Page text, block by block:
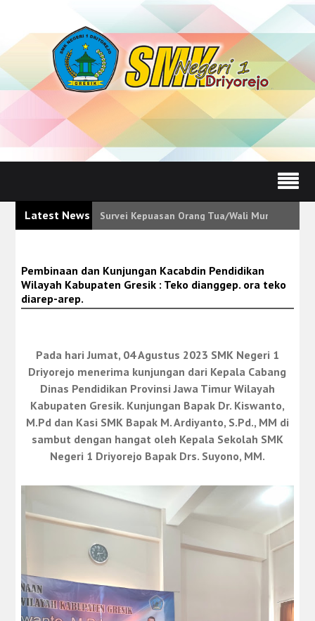
Latest News Survei Kepuasan Orang Tua/Wali Murid
Pembinaan dan Kunjungan Kacabdin Pendidikan
Wilayah Kabupaten Gresik : Teko dianggep. ora teko
diarep-arep.
Pada hari Jumat, 04 Agustus 2023 SMK Negeri 1
Driyorejo menerima kunjungan dari Kepala Cabang
Dinas Pendidikan Provinsi Jawa Timur Wilayah
Kabupaten Gresik. Kunjungan Bapak Dr. Kiswanto,
M.Pd dan Kasi SMK Bapak M. Ardiyanto, S.Pd., MM di
sambut dengan hangat oleh Kepala Sekolah SMK
Negeri 1 Driyorejo Bapak Drs. Suyono, MM.